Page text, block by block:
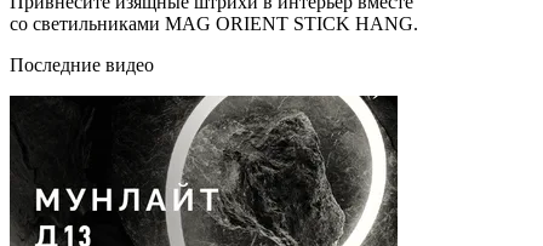
со светильниками MAG ORIENT STICK HANG.
Последние видео